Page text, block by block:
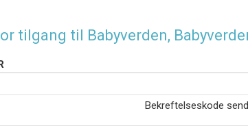
tilgang til Babyverden,
Bekreftelseskode